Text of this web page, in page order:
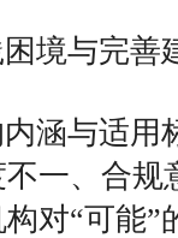
境与完善
涵与适用
一、合规
对“可能”